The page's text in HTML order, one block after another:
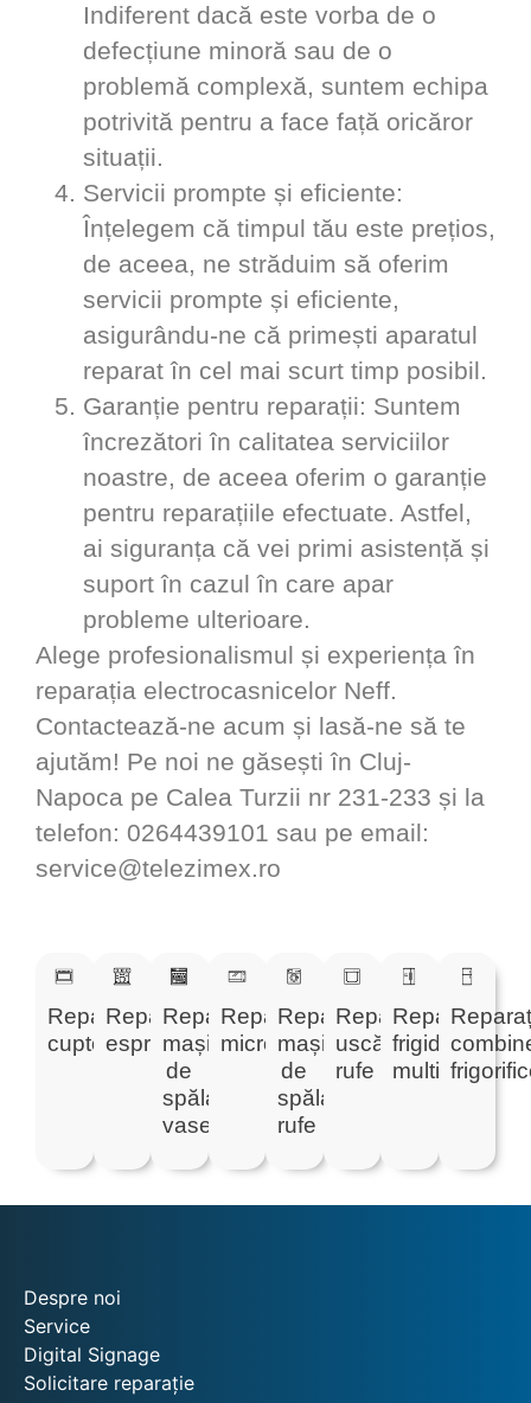
Indiferent dacă este vorba de o
defecțiune minoră sau de o
problemă complexă, suntem echipa
potrivită pentru a face față oricăror
situații.
Servicii prompte și eficiente:
Înțelegem că timpul tău este prețios,
de aceea, ne străduim să oferim
servicii prompte și eficiente,
asigurându-ne că primești aparatul
reparat în cel mai scurt timp posibil.
Garanție pentru reparații: Suntem
încrezători în calitatea serviciilor
noastre, de aceea oferim o garanție
pentru reparațiile efectuate. Astfel,
ai siguranța că vei primi asistență și
suport în cazul în care apar
probleme ulterioare.
Alege profesionalismul și experiența în
reparația electrocasnicelor Neff.
Contactează-ne acum și lasă-ne să te
ajutăm! Pe noi ne găsești în Cluj-
Napoca pe Calea Turzii nr 231-233 și la
telefon: 0264439101 sau pe email:
service@telezimex.ro
Reparații
cuptoare
Reparații
espressoare
Reparații
mașini
de
spălat
vase
Reparații
microunde
Reparații
mașini
de
spălat
rufe
Reparații
uscătoare
rufe
Reparații
frigidere
multidoor
Despre noi
Service
Digital Signage
Solicitare reparație